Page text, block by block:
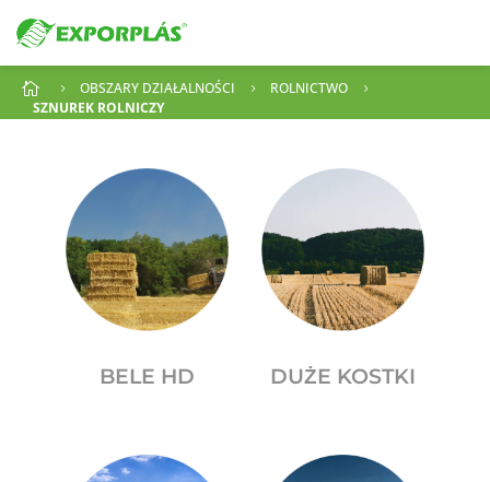
 5 OBSZARY DZIAŁALNOŚCI 5 ROLNICTWO 5
SZNUREK ROLNICZY
BELE HD DUŻE KOSTKI